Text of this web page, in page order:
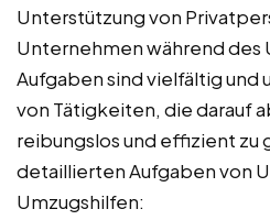
Unterstützung von
Unternehmen während des
Aufgaben sind vielfältig und
von Tätigkeiten, die darauf
reibungslos und effizient zu
detaillierten Aufgaben von
Umzugshilfen: